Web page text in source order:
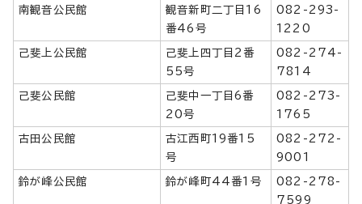
南観音公民館
観音新町二丁目16
番46号
082-293-
1220
己斐上公民館
己斐上四丁目2番
55号
082-274-
7814
己斐公民館
己斐中一丁目6番
20号
082-273-
1765
古田公民館
古江西町19番15
号
082-272-
9001
鈴が峰公民館 鈴が峰町44番1号
082-278-
7599